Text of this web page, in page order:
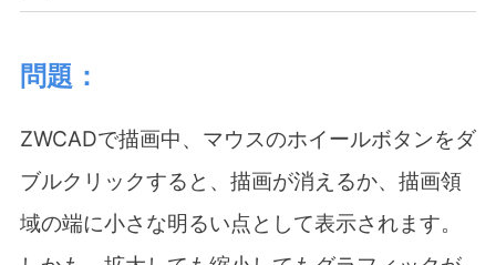
問題：
ZWCADで描画中、マウスのホイールボタンをダ
ブルクリックすると、描画が消えるか、描画領
域の端に小さな明るい点として表示されます。